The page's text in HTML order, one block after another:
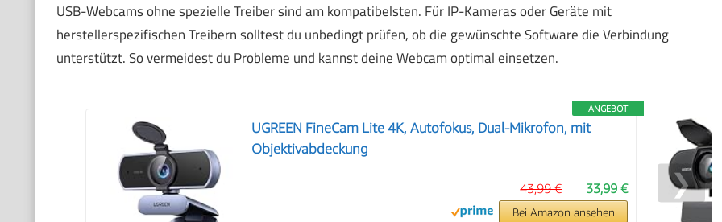
USB-Webcams ohne spezielle Treiber sind am kompatibelsten. Für IP-Kameras oder Geräte mit
herstellerspezifischen Treibern solltest du unbedingt prüfen, ob die gewünschte Software die Verbindung
unterstützt. So vermeidest du Probleme und kannst deine Webcam optimal einsetzen.
ANGEBOT
UGREEN FineCam Lite 4K, Autofokus, Dual-Mikrofon, mit
Objektivabdeckung
33,99 €
43,99 €
Bei Amazon ansehen
❯